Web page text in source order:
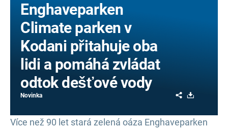
Enghaveparken
Climate parken v
Kodani přitahuje oba
lidi a pomáhá zvládat
odtok dešťové vody
Novinka Share
Více než 90 let stará zelená oáza Enghaveparken